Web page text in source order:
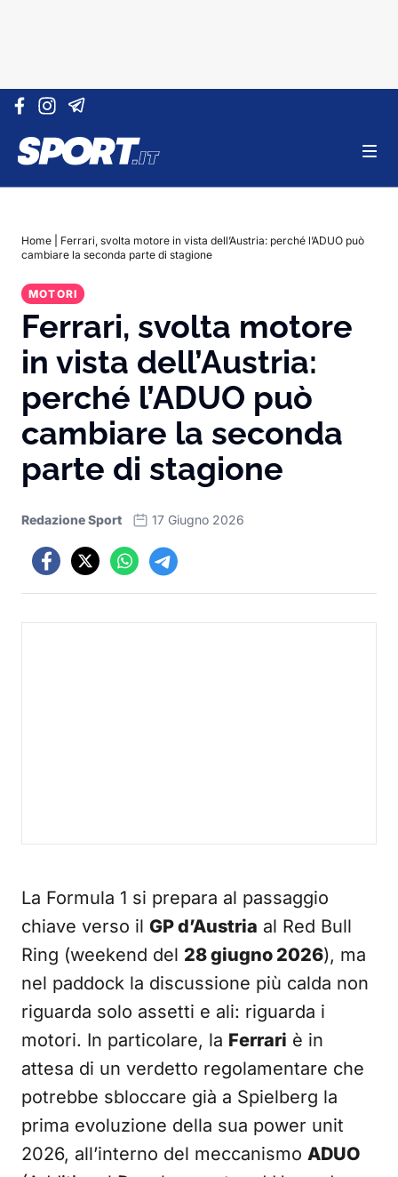
Vai al contenuto
Home
Ferrari, svolta motore in vista dell’Austria: perché l’ADUO può
cambiare la seconda parte di stagione
MOTORI
Ferrari, svolta motore
in vista dell’Austria:
perché l’ADUO può
cambiare la seconda
parte di stagione
Redazione Sport 17 Giugno 2026
La Formula 1 si prepara al passaggio
chiave verso il GP d’Austria al Red Bull
Ring (weekend del 28 giugno 2026), ma
nel paddock la discussione più calda non
riguarda solo assetti e ali: riguarda i
motori. In particolare, la Ferrari è in
attesa di un verdetto regolamentare che
potrebbe sbloccare già a Spielberg la
prima evoluzione della sua power unit
2026, all’interno del meccanismo ADUO